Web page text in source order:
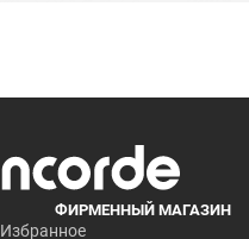
ФИРМЕННЫЙ МАГАЗИН
Избранное